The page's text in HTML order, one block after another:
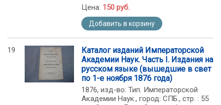
Цена: 150 руб.
Добавить в корзину
19
Каталог изданий Императорской
Академии Наук. Часть I. Издания на
русском языке (вышедшие в свет
по 1-е ноября 1876 года)
1876, изд-во: Тип. Императорской
Академии Наук., город: СПБ., стр. : 55